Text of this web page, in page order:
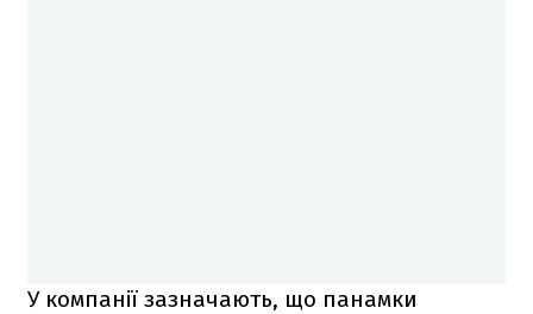
У компанії зазначають, що панамки